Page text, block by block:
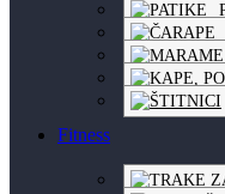
Fitness